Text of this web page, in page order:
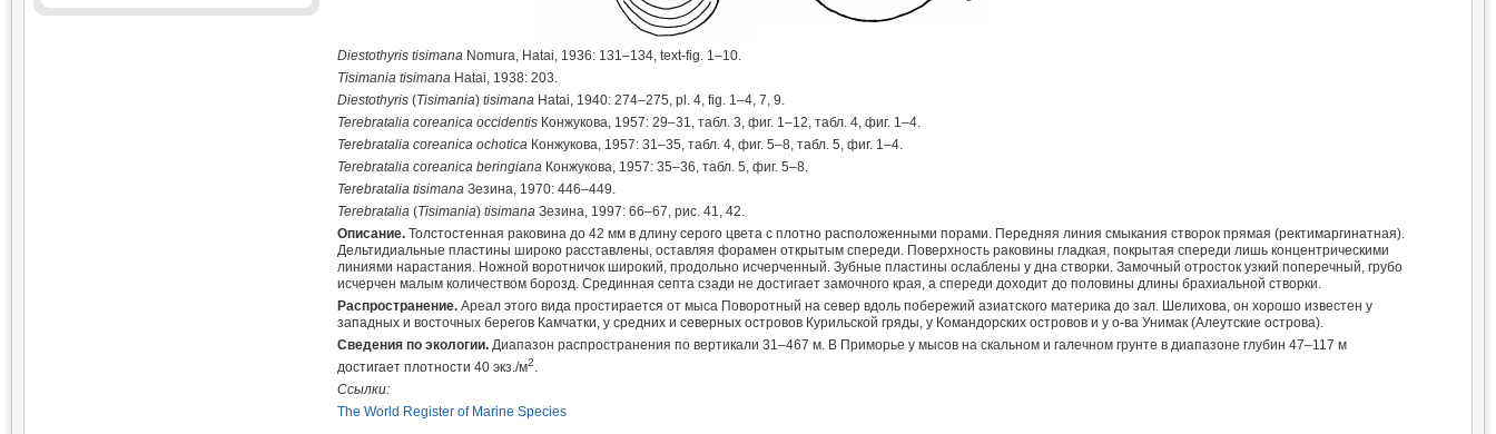
Diestothyris tisimanaNomura, Hatai, 1936: 131–134, text-fig. 1–10.
Tisimania tisimanaHatai, 1938: 203.
Diestothyris (Tisimania) tisimanaHatai, 1940: 274–275, pl. 4, fig. 1–4, 7, 9.
Terebratalia coreanica occidentis Конжукова, 1957: 29–31, табл. 3, фиг. 1–12, табл. 4, фиг. 1–4.
Terebratalia coreanica ochotica Конжукова, 1957: 31–35, табл. 4, фиг. 5–8, табл. 5, фиг. 1–4.
Terebratalia coreanica beringiana Конжукова, 1957: 35–36, табл. 5, фиг. 5–8.
Terebratalia tisimana Зезина, 1970: 446–449.
Terebratalia (Tisimania)tisimanaЗезина, 1997: 66–67, рис. 41, 42.
Описание.Толстостенная раковина до 42 мм в длину серого цвета с плотно расположенными порами. Передняя линия смыкания створок прямая (ректимаргинатная).
Дельтидиальные пластины широко расставлены, оставляя форамен открытым спереди. Поверхность раковины гладкая, покрытая спереди лишь концентрическими
линиями нарастания. Ножной воротничок широкий, продольно исчерченный. Зубные пластины ослаблены у дна створки. Замочный отросток узкий поперечный, грубо
исчерчен малым количеством борозд. Срединная септа сзади не достигает замочного края, а спереди доходит до половины длины брахиальной створки.
Распространение. Ареал этого вида простирается от мыса Поворотный на север вдоль побережий азиатского материка до зал. Шелихова, он хорошо известен у
западных и восточных берегов Камчатки, у средних и северных островов Курильской гряды, у Командорских островов и у о-ва Унимак (Алеутские острова).
Сведения по экологии.Диапазон распространения по вертикали 31–467 м. В Приморье у мысов на скальном и галечном грунте в диапазоне глубин 47–117 м
достигает плотности 40 экз./м2.
Ссылки:
The World Register of Marine Species